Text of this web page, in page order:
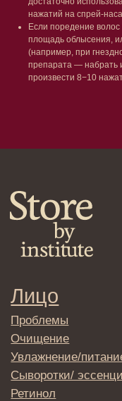
нажатий на спрей-
Если поредение
площадь облысения,
(например, при
препарата — набрать
произвести 8−10
Согласие на обработку
персональных данных
Политика
конфиденциальности
Договор оферта
Реквизиты и контакты
Подписаться
Отправляя адрес